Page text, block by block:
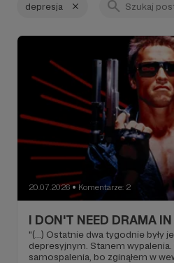
depresja
20.07.2026 ● Komentarze: 2
I DON'T NEED DRAMA
"(...) Ostatnie dwa tygodnie były
depresyjnym. Stanem wypalenia.
samospalenia, bo zginąłem w